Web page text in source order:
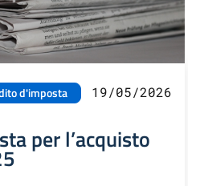
d'imposta 19/05/2026
per l’acquisto